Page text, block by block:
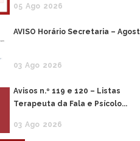
05 Ago 2026
AVISO Horário Secretaria –
03 Ago 2026
Avisos n.º 119 e 120 – Listas
Terapeuta da Fala e Psícolo...
03 Ago 2026